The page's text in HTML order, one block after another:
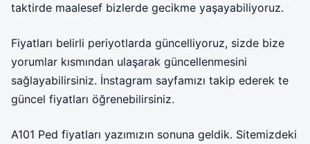
taktirde maalesef bizlerde gecikme yaşayabiliyoruz.
Fiyatları belirli periyotlarda güncelliyoruz, sizde bize
yorumlar kısmından ulaşarak güncellenmesini
sağlayabilirsiniz. İnstagram sayfamızı takip ederek te
güncel fiyatları öğrenebilirsiniz.
A101 Ped fiyatları yazımızın sonuna geldik. Sitemizdeki